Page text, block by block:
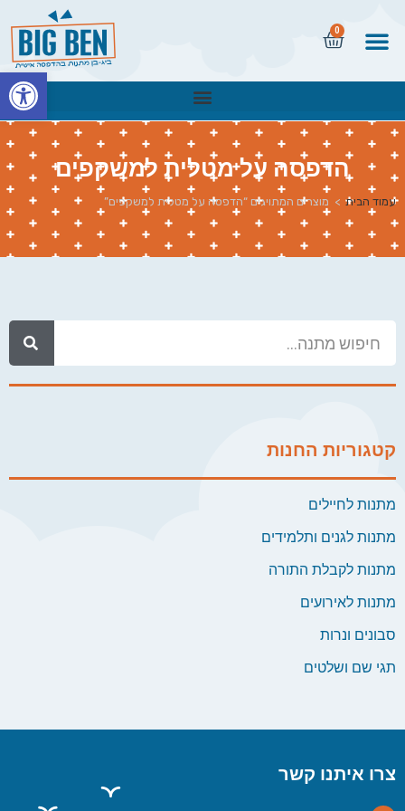
0
הדפסה על מטלית למשקפים
עמוד הבית > מוצרים המתויגים “הדפסה על מטלית למשקפים”
קטגוריות החנות
מתנות לחיילים
מתנות לגנים ותלמידים
מתנות לקבלת התורה
מתנות לאירועים
סבונים ונרות
תגי שם ושלטים
צרו איתנו קשר